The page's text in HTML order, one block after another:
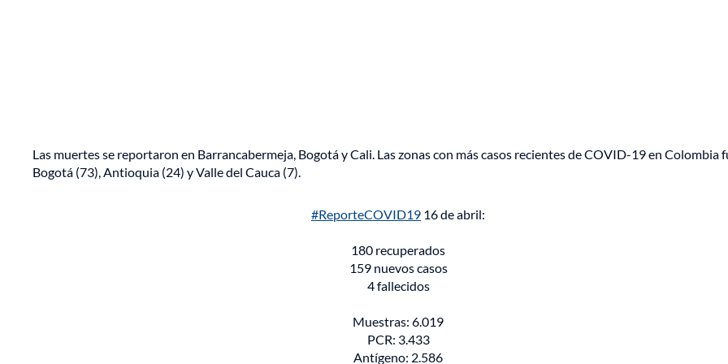
Las muertes se reportaron en Barrancabermeja, Bogotá y Cali. Las zonas con más casos recientes de COVID-19 en Colombia
Bogotá (73), Antioquia (24) y Valle del Cauca (7).
#ReporteCOVID19 16 de abril:
180 recuperados
159 nuevos casos
4 fallecidos
Muestras: 6.019
PCR: 3.433
Antígeno: 2.586